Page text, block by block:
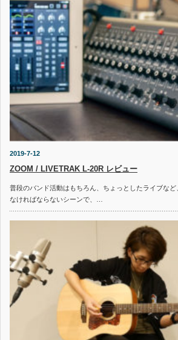
2019-7-12
ZOOM / LIVETRAK L-20R レビュー
普段のバンド活動はもちろん、ちょっとしたライブな
なければならないシーンで、…